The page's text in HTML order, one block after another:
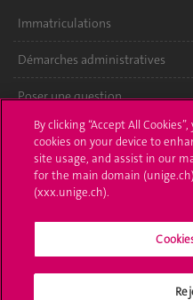
Immatriculations
Démarches administratives
Poser une question
L'UNIGE vous informe
UNIGE Mobile
Bibliothèque
By clicking “Accept All
cookies on your device to
site usage, and assist in our
for the main domain
(xxx.unige.ch).